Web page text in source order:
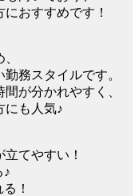
おすすめです！
務スタイルです。
が分かれやすく、
にも人気♪
てやすい！
♪
！